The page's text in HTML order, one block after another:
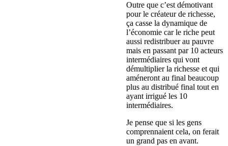
Outre que c’est démotivant
pour le créateur de richesse,
ça casse la dynamique de
l’économie car le riche peut
aussi redistribuer au pauvre
mais en passant par 10 acteurs
intermédiaires qui vont
démultiplier la richesse et qui
améneront au final beaucoup
plus au distribué final tout en
ayant irrigué les 10
intermédiaires.
Je pense que si les gens
comprennaient cela, on ferait
un grand pas en avant.